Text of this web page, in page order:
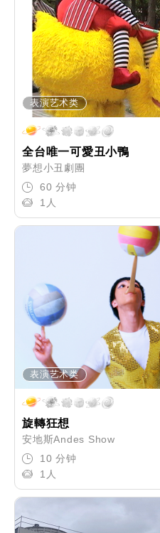
表演艺术类
全台唯一可愛丑小鴨
夢想小丑劇團
60 分钟
1人
表演艺术类
旋轉狂想
安地斯Andes Show
10 分钟
1人